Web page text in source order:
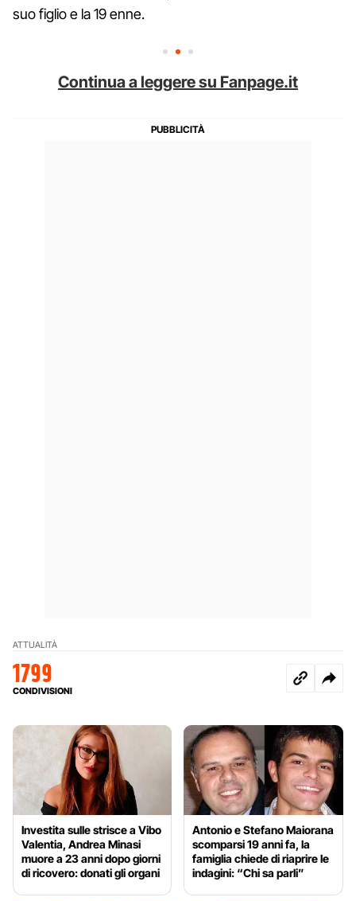
suo figlio e la 19 enne.
Continua a leggere su Fanpage.it
ATTUALITÀ
1799
CONDIVISIONI
Investita sulle strisce a Vibo
Valentia, Andrea Minasi
muore a 23 anni dopo giorni
di ricovero: donati gli organi
Antonio e Stefano Maiorana
scomparsi 19 anni fa, la
famiglia chiede di riaprire le
indagini: “Chi sa parli”